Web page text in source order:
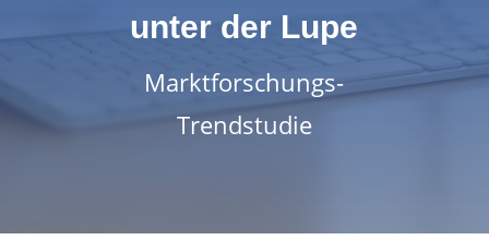
unter der Lupe
Marktforschungs-
Trendstudie